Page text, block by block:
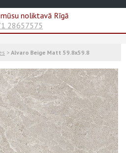
noliktavā Rīgā
28657575
> Alvaro Beige Matt 59.8x59.8